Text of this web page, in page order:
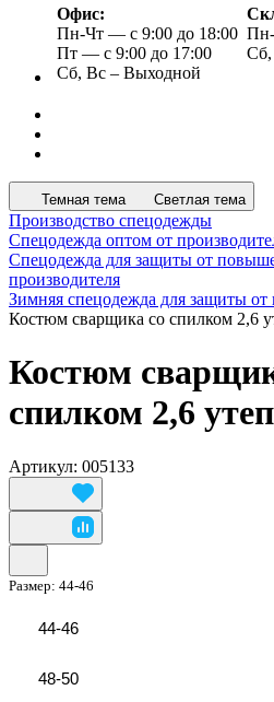
Офис:
Пн-Чт — с 9:00 до 18:00
Пт — с 9:00 до 17:00
Сб, Вс – Выходной
Сб,
Темная тема Светлая тема
Производство спецодежды
Спецодежда оптом от
Спецодежда для защиты от
производителя
Зимняя спецодежда для защиты
Костюм сварщика со спилком 2,6
Костюм
спилком 2,6
Артикул: 005133
Размер: 44-46
44-46
48-50